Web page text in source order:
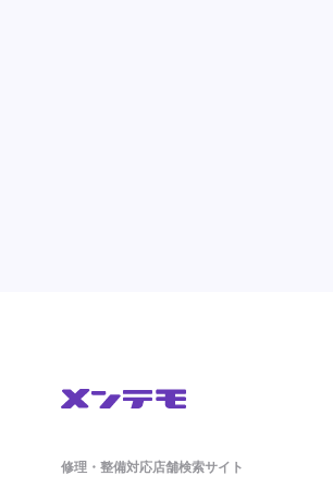
修理・整備対応店舗検索サイト